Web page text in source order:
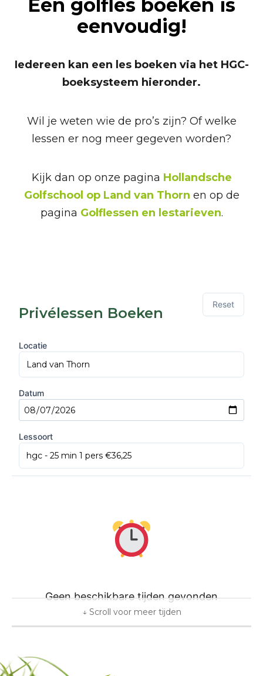
Een golfles boeken is
eenvoudig!
Iedereen kan een les boeken via het HGC-
boeksysteem hieronder.
Wil je weten wie de pro’s zijn? Of welke
lessen er nog meer gegeven worden?
Kijk dan op onze pagina Hollandsche
Golfschool op Land van Thorn en op de
pagina Golflessen en lestarieven.
Privélessen Boeken
Reset
Locatie
Datum
Lessoort
Geen beschikbare tijden gevonden